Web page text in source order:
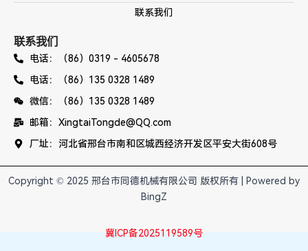
联系我们
联系我们
电话：（86）0319 - 4605678
电话：（86）135 0328 1489
微信：（86）135 0328 1489
邮箱：XingtaiTongde@QQ.com
厂址：河北省邢台市南和区城西经济开发区平安大街608号
Copyright © 2025 邢台市同德机械有限公司 版权所有 | Powered by
BingZ
冀ICP备2025119589号